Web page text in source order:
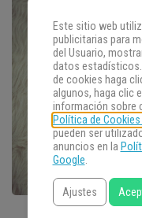
Este sitio web
publicitarias para
del Usuario,
datos
de cookies haga
algunos, haga clic
información sobre
Política de
pueden ser
anuncios en la
Google.
Ajustes